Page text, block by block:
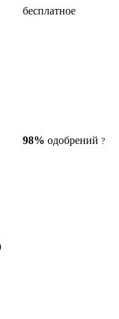
бесплатное
98% одобрений ?